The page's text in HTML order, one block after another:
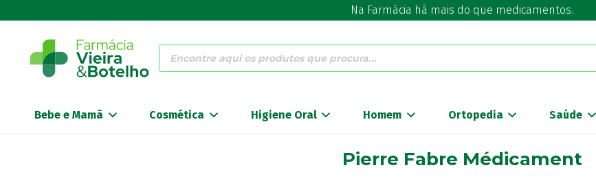
Na Farmácia há mais do que medicamentos.
Products
search
Bebe e Mamã Cosmética Higiene Oral Homem Ortopedia Saúde
Pierre Fabre Médicament